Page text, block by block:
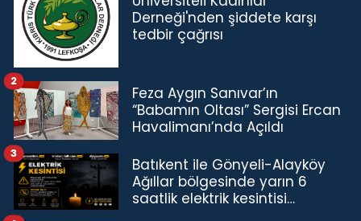
Derneği'nden şiddete karşı
tedbir çağrısı
Feza Aygın Sanıvar’ın
“Babamın Oltası” Sergisi Ercan
Havalimanı’nda Açıldı
2
Batıkent ile Gönyeli-Alayköy
Ağıllar bölgesinde yarın 6
saatlik elektrik kesintisi…
3